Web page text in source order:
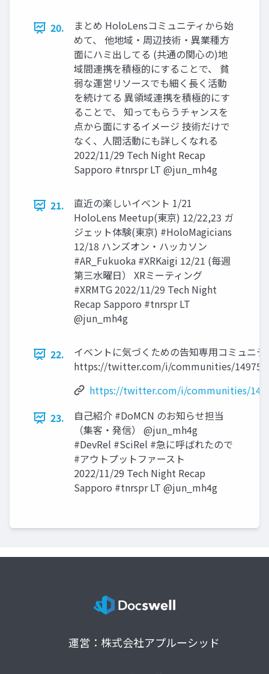
20.
まとめ HoloLensコミュニティから始
めて、 他地域・周辺技術・異業種方
面にハミ出してる (共通の関心の)地
域間連携を積極的にすることで、 貧
弱な運営リソースでも細く長く活動
を続けてる 異領域連携を積極的にす
ることで、 知ってもらうチャンスを
点から面にするイメージ 技術だけで
なく、人間活動にも詳しくなれる
2022/11/29 Tech Night Recap
Sapporo #tnrspr LT @jun_mh4g
21.
直近の楽しいイベント 1/21
HoloLens Meetup(東京) 12/22,23 ガ
ジェット体験(東京) #HoloMagicians
12/18 ハンズオン・ハッカソン
#AR_Fukuoka #XRKaigi 12/21 (毎週
第三水曜日） XRミーティング
#XRMTG 2022/11/29 Tech Night
Recap Sapporo #tnrspr LT
@jun_mh4g
22.
イベントに気づくための告知専用コミュニテ
https://twitter.com/i/communities/
https://twitter.com/i/communities/
23.
自己紹介 #DoMCN のお知らせ担当
（集客・発信） @jun_mh4g
#DevRel #SciRel #急に呼ばれたので
#アウトプットファースト
2022/11/29 Tech Night Recap
Sapporo #tnrspr LT @jun_mh4g
運営：株式会社アプルーシッド